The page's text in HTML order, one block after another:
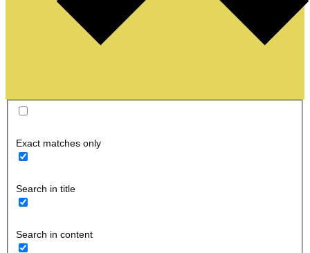
Exact matches only
Search in title
Search in content